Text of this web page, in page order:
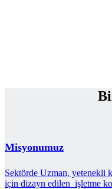
Misyonumuz
Sektörde Uzman, yetenekli
için dizayn edilen işletme